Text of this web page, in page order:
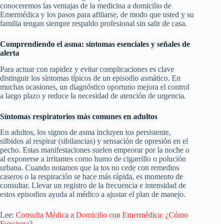
conoceremos las ventajas de la medicina a domicilio de
Emermédica y los pasos para afiliarse, de modo que usted y su
familia tengan siempre respaldo profesional sin salir de casa.
Comprendiendo el asma: síntomas esenciales y señales de
alerta
Para actuar con rapidez y evitar complicaciones es clave
distinguir los síntomas típicos de un episodio asmático. En
muchas ocasiones, un diagnóstico oportuno mejora el control
a largo plazo y reduce la necesidad de atención de urgencia.
Síntomas respiratorios más comunes en adultos
En adultos, los signos de asma incluyen tos persistente,
silbidos al respirar (sibilancias) y sensación de opresión en el
pecho. Estas manifestaciones suelen empeorar por la noche o
al exponerse a irritantes como humo de cigarrillo o polución
urbana. Cuando notamos que la tos no cede con remedios
caseros o la respiración se hace más rápida, es momento de
consultar. Llevar un registro de la frecuencia e intensidad de
estos episodios ayuda al médico a ajustar el plan de manejo.
Lee: Consulta Médica a Domicilio con Emermédica: ¿Cómo